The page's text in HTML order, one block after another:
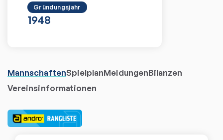
Gründungsjahr
1948
MannschaftenSpielplanMeldungenBilanzen
Vereinsinformationen